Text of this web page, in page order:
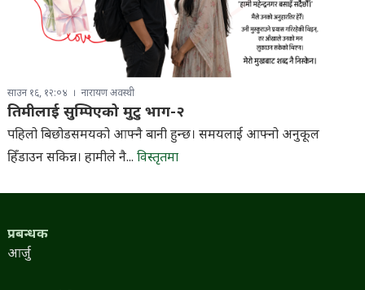
साउन १६, १२:०४ नारायण अवस्थी
तिमीलाई सुम्पिएको मुटु भाग-२
पहिलो बिछोडसमयको आफ्नै बानी हुन्छ। समयलाई आफ्नो अनुकूल
हिँडाउन सकिन्न। हामीले नै... विस्तृतमा
प्रबन्धक
आर्जु